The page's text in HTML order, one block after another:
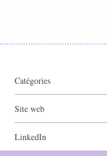
Catégories
Site web
LinkedIn